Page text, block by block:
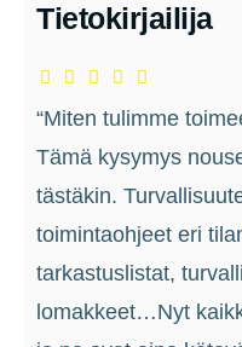
Tietokirjailija
“Miten tulimme
Tämä kysymys
tästäkin.
toimintaohjeet eri
tarkastuslistat,
lomakkeet…Nyt